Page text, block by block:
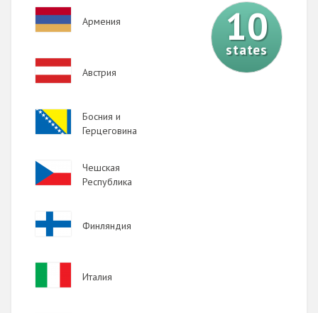
Image
Армения
Image
Австрия
Image
Босния и
Герцеговина
Image
Чешская
Республика
Image
Финляндия
Италия
10
states